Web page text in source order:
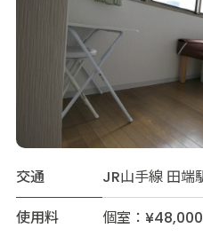
交通
JR山手線 田端
使用料
個室：